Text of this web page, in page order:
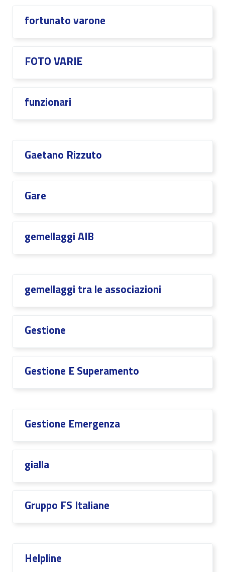
fortunato varone
FOTO VARIE
funzionari
Gaetano Rizzuto
Gare
gemellaggi AIB
gemellaggi tra le associazioni
Gestione
Gestione E Superamento
Gestione Emergenza
gialla
Gruppo FS Italiane
Helpline